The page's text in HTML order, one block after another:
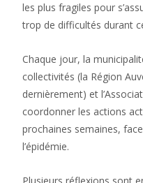
les plus fragiles pour
trop de difficultés durant
Chaque jour, la
collectivités (la Région
dernièrement) et
coordonner les actions
prochaines semaines,
l’épidémie.